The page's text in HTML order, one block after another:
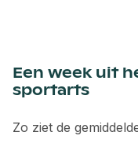
Een week uit
sportarts
Zo ziet de